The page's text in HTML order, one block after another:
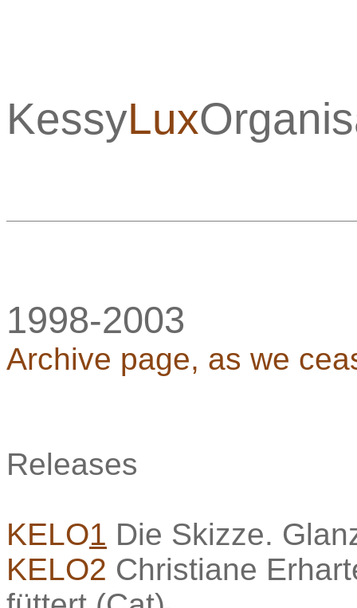
KessyLux
1998-2003
Archive page, as we
Releases
KELO1 Die Skizze.
KELO2 Christiane